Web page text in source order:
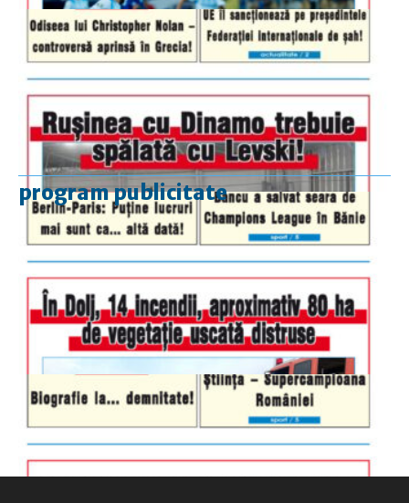
program publicitate
luni-vineri
9.00 - 17.00
duminică
9.00 - 12.00